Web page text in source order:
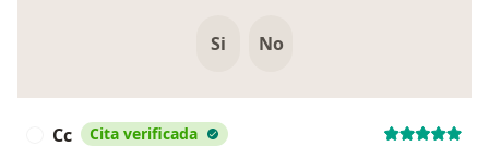
Si No
Cc Cita verificada